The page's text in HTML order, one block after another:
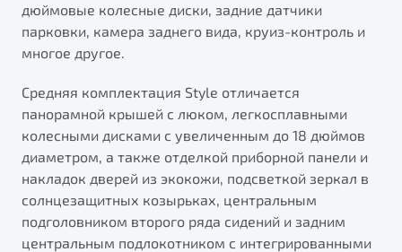
дюймовые колесные диски, задние датчики
парковки, камера заднего вида, круиз-контроль и
многое другое.
Средняя комплектация Style отличается
панорамной крышей с люком, легкосплавными
колесными дисками с увеличенным до 18 дюймов
диаметром, а также отделкой приборной панели и
накладок дверей из экокожи, подсветкой зеркал в
солнцезащитных козырьках, центральным
подголовником второго ряда сидений и задним
центральным подлокотником с интегрированными